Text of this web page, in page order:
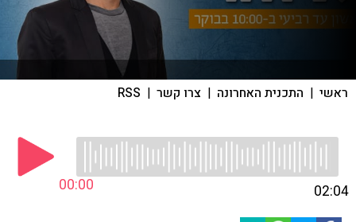
ראשי | התכנית האחרונה | צרו קשר |
RSS
00:00 02:04